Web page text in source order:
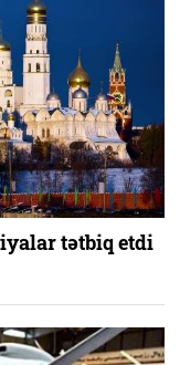
tətbiq etdi